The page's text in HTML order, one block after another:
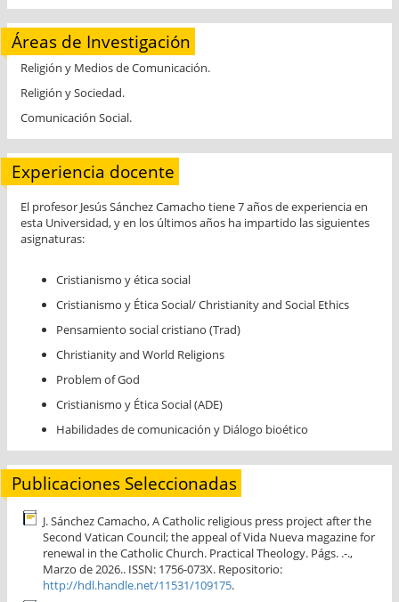
Áreas de Investigación
Religión y Medios de Comunicación.
Religión y Sociedad.
Comunicación Social.
Experiencia docente
El profesor Jesús Sánchez Camacho tiene 7 años de experiencia en
esta Universidad, y en los últimos años ha impartido las siguientes
asignaturas:
Cristianismo y ética social
Cristianismo y Ética Social/ Christianity and Social Ethics
Pensamiento social cristiano (Trad)
Christianity and World Religions
Problem of God
Cristianismo y Ética Social (ADE)
Habilidades de comunicación y Diálogo bioético
Publicaciones Seleccionadas
J. Sánchez Camacho, A Catholic religious press project after the
Second Vatican Council; the appeal of Vida Nueva magazine for
renewal in the Catholic Church. Practical Theology. Págs. .-.,
Marzo de 2026.. ISSN: 1756-073X. Repositorio:
http://hdl.handle.net/11531/109175.